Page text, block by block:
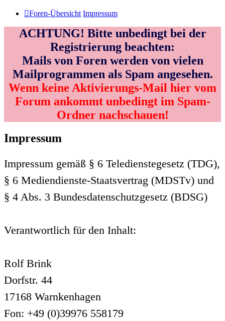
Foren-Übersicht Impressum
ACHTUNG! Bitte unbedingt bei der
Registrierung beachten:
Mails von Foren werden von vielen
Mailprogrammen als Spam angesehen.
Wenn keine Aktivierungs-Mail hier vom
Forum ankommt unbedingt im Spam-
Ordner nachschauen!
Impressum
Impressum gemäß § 6 Teledienstegesetz (TDG),
§ 6 Mediendienste-Staatsvertrag (MDSTv) und
§ 4 Abs. 3 Bundesdatenschutzgesetz (BDSG)
Verantwortlich für den Inhalt:
Rolf Brink
Dorfstr. 44
17168 Warnkenhagen
Fon: +49 (0)39976 558179